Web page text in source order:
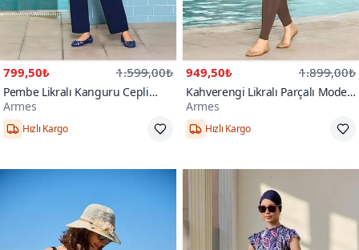
799,50₺ 1.599,00₺
Pembe Likralı Kanguru Cepli
Tam Kapalı Mayo
Armes
Hızlı Kargo
949,50₺ 1.899,00₺
Kahverengi Likralı Parçalı Model
Karamel Tam Kapalı Mayo
Armes
Hızlı Kargo